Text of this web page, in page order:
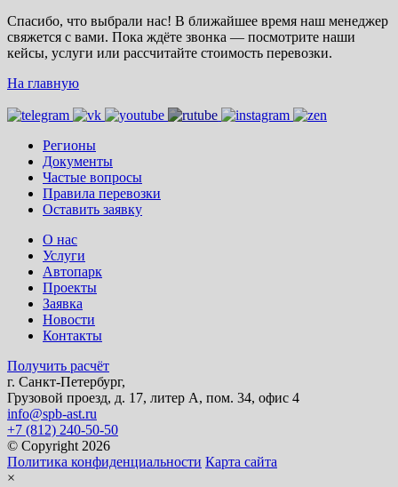
Спасибо, что выбрали нас! В ближайшее время наш менеджер
свяжется с вами. Пока ждёте звонка — посмотрите наши
кейсы, услуги или рассчитайте стоимость перевозки.
На главную
Регионы
Документы
Частые вопросы
Правила перевозки
Оставить заявку
О нас
Услуги
Автопарк
Проекты
Заявка
Новости
Контакты
Получить расчёт
г. Санкт-Петербург,
Грузовой проезд, д. 17, литер А, пом. 34, офис 4
info@spb-ast.ru
+7 (812) 240-50-50
© Copyright 2026
Политика конфиденциальности Карта сайта
×